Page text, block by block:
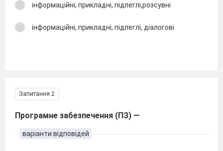
інформаційні, прикладні, підлеглі,розсувні
інформаційні, прикладні, підлеглі, діалогові
Запитання 2
Програмне забезпечення (ПЗ) —
варіанти відповідей